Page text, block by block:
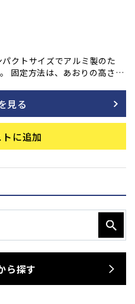
ら探す
クトサイズでアルミ製のた
固定方法は、あおりの高さ方
見る
に追加